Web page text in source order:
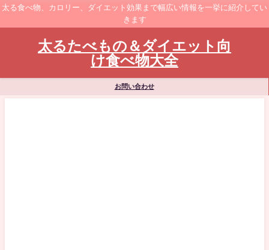
太る食べ物、カロリー、ダイエット効果まで幅広い情報を一挙に紹介してい
きます
太るたべもの＆ダイエット向
け食べ物大全
お問い合わせ